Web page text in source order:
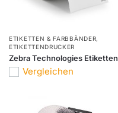
ETIKETTEN & FARBBÄNDER,
ETIKETTENDRUCKER
Zebra Technologies Etiketten
Vergleichen